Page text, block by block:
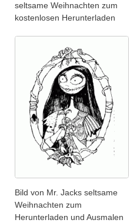
seltsame Weihnachten zum
kostenlosen Herunterladen
Bild von Mr. Jacks seltsame
Weihnachten zum
Herunterladen und Ausmalen